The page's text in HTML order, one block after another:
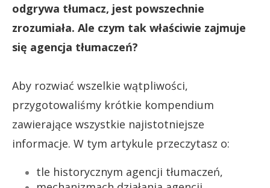
odgrywa tłumacz, jest powszechnie
zrozumiała. Ale czym tak właściwie zajmuje
się agencja tłumaczeń?
Aby rozwiać wszelkie wątpliwości,
przygotowaliśmy krótkie kompendium
zawierające wszystkie najistotniejsze
informacje. W tym artykule przeczytasz o:
tle historycznym agencji tłumaczeń,